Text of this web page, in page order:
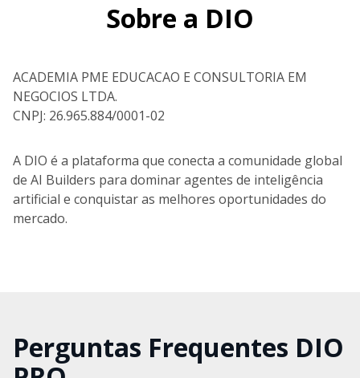
Sobre a DIO
ACADEMIA PME EDUCACAO E CONSULTORIA EM
NEGOCIOS LTDA.
CNPJ: 26.965.884/0001-02
A DIO é a plataforma que conecta a comunidade global
de AI Builders para dominar agentes de inteligência
artificial e conquistar as melhores oportunidades do
mercado.
Perguntas Frequentes DIO